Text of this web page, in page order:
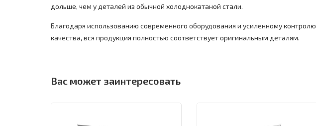
дольше, чем у деталей из обычной холоднокатаной стали.
Благодаря использованию современного оборудования и усиленному контролю
качества, вся продукция полностью соответствует оригинальным деталям.
Вас может заинтересовать